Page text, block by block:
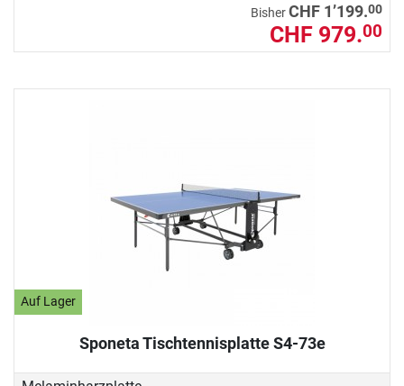
BisherCHF 1’199.00
CHF 979.00
Auf Lager
Sponeta Tischtennisplatte S4-73e